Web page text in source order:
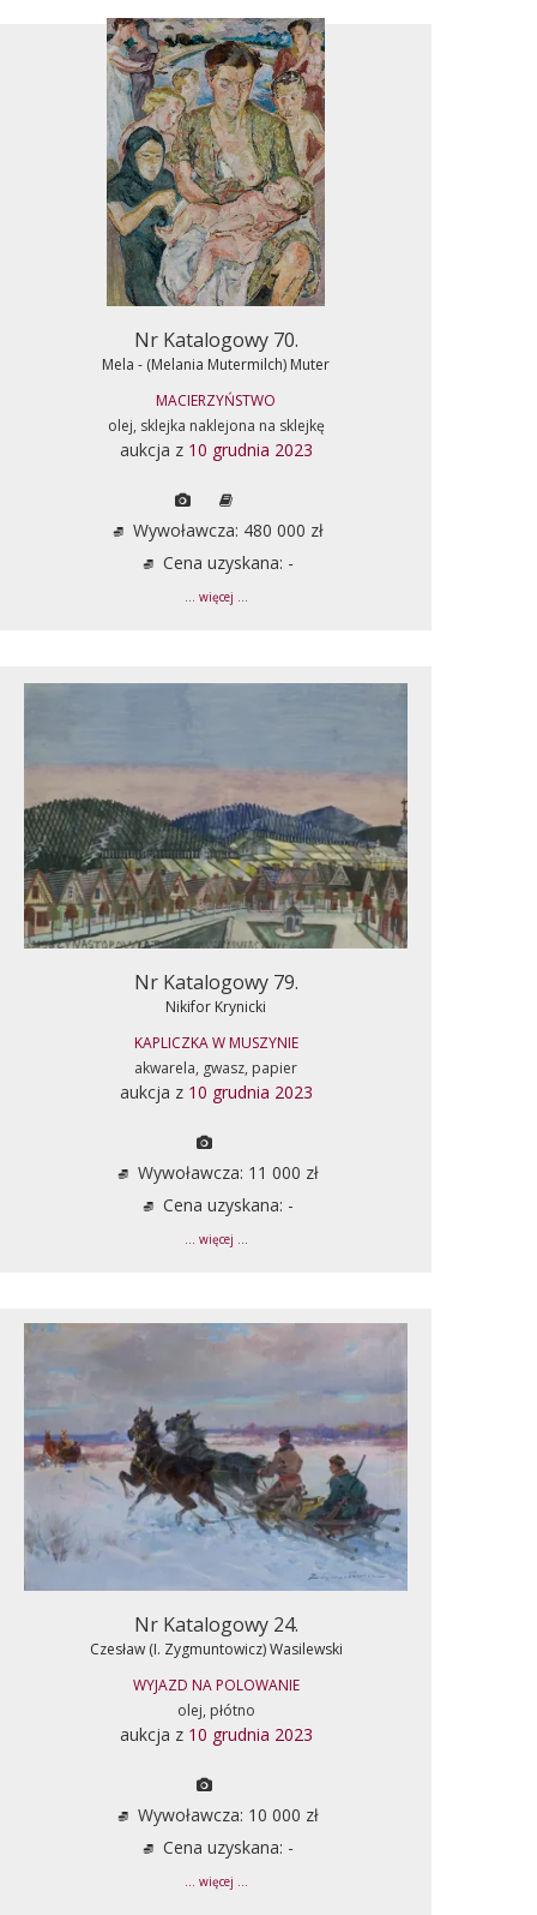
Nr Katalogowy 70.
Mela - (Melania Mutermilch) Muter
MACIERZYŃSTWO
olej, sklejka naklejona na sklejkę
aukcja z 10 grudnia 2023
Wywoławcza: 480 000 zł
Cena uzyskana: -
... więcej ...
Nr Katalogowy 79.
Nikifor Krynicki
KAPLICZKA W MUSZYNIE
akwarela, gwasz, papier
aukcja z 10 grudnia 2023
Wywoławcza: 11 000 zł
Cena uzyskana: -
... więcej ...
Nr Katalogowy 24.
Czesław (I. Zygmuntowicz) Wasilewski
WYJAZD NA POLOWANIE
olej, płótno
aukcja z 10 grudnia 2023
Wywoławcza: 10 000 zł
Cena uzyskana: -
... więcej ...